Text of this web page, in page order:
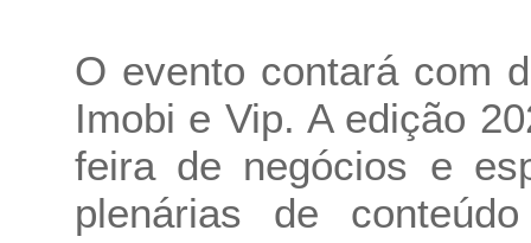
O evento contará com
Imobi e Vip. A edição
feira de negócios e
plenárias de